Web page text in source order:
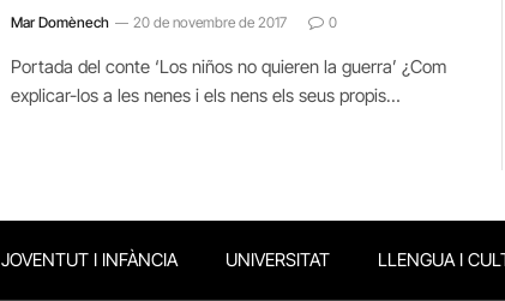
Mar Domènech 20 de novembre de 2017 0
Portada del conte ‘Los niños no quieren la guerra’ ¿Com
explicar-los a les nenes i els nens els seus propis…
JOVENTUT I INFÀNCIA UNIVERSITAT LLENGUA I